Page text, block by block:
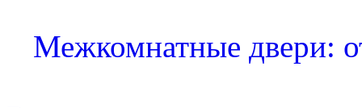
Межкомнатные двери: